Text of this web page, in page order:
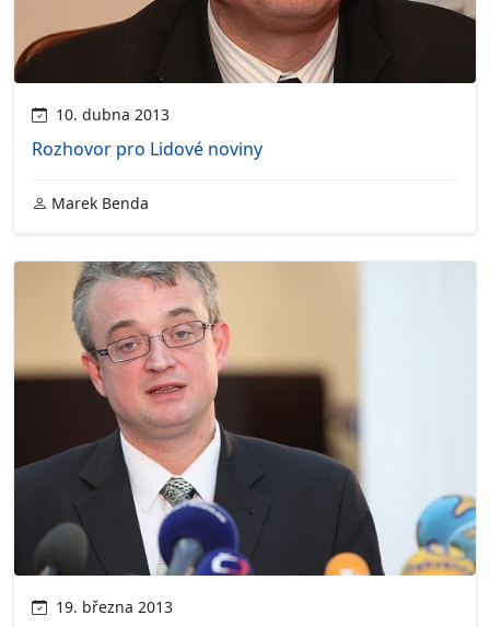
10. dubna 2013
Rozhovor pro Lidové noviny
Marek Benda
19. března 2013